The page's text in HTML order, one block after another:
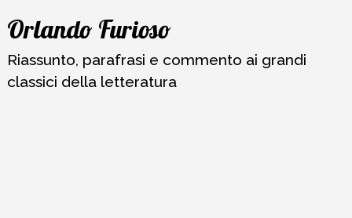
Vai
contenuto
Orlando Furioso
Riassunto, parafrasi e commento ai grandi
classici della letteratura